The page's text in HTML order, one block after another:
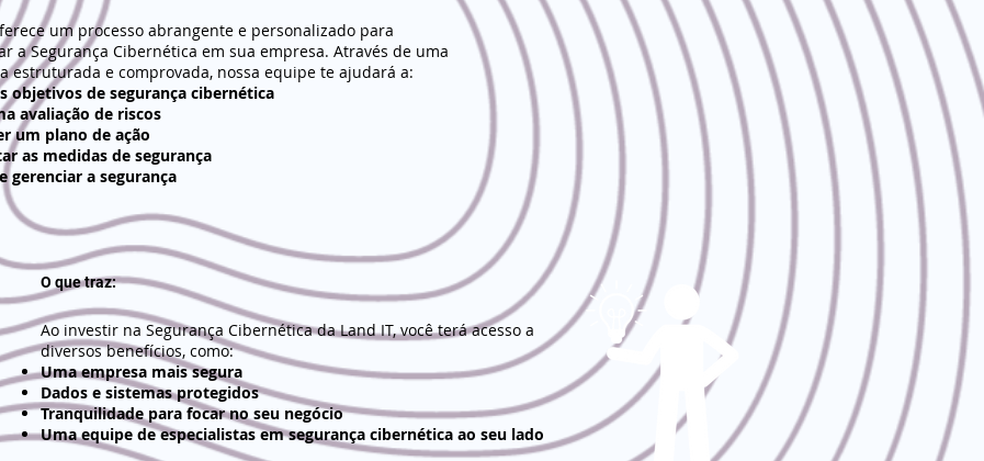
um processo abrangente e personalizado para
a Segurança Cibernética em sua empresa. Através de uma
estruturada e comprovada, nossa equipe te ajudará a:
objetivos de segurança cibernética
avaliação de riscos
um plano de ação
as medidas de segurança
gerenciar a segurança
O que traz:
Ao investir na Segurança Cibernética da Land IT, você terá acesso a
diversos benefícios, como:
Uma empresa mais segura
Dados e sistemas protegidos
Tranquilidade para focar no seu negócio
Uma equipe de especialistas em segurança cibernética ao seu lado